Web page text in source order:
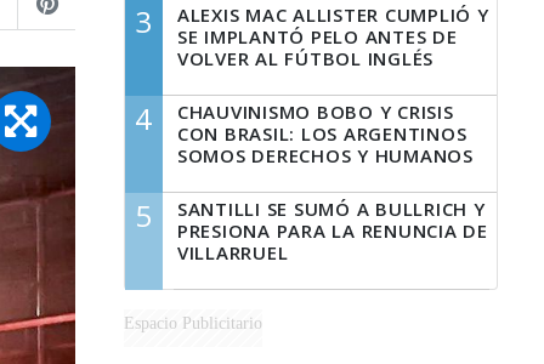
3
ALEXIS MAC ALLISTER CUMPLIÓ Y
SE IMPLANTÓ PELO ANTES DE
VOLVER AL FÚTBOL INGLÉS
4
CHAUVINISMO BOBO Y CRISIS
CON BRASIL: LOS ARGENTINOS
SOMOS DERECHOS Y HUMANOS
5
SANTILLI SE SUMÓ A BULLRICH Y
PRESIONA PARA LA RENUNCIA DE
VILLARRUEL
Espacio Publicitario